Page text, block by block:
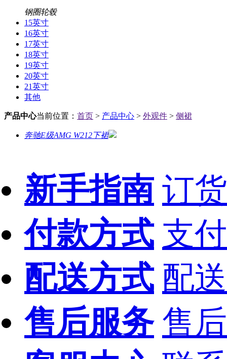
钢圈轮毂
15英寸
16英寸
17英寸
18英寸
19英寸
20英寸
21英寸
其他
产品中心当前位置： 首页 > 产品中心 > 外观件 > 侧裙
奔驰E级AMG W212下裙
新手指南 订
付款方式 支
配送方式 配
售后服务 售